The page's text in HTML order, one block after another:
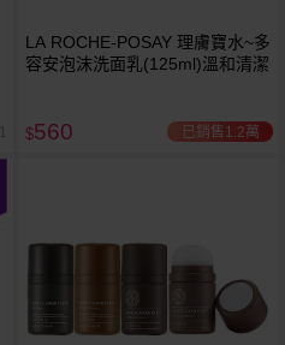
LA ROCHE-POSAY 理膚寶水~多
容安泡沫洗面乳(125ml)溫和清潔
$560 已銷售1.2萬